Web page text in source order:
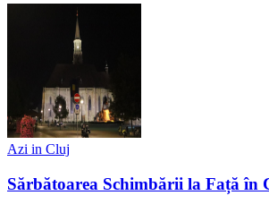
Azi in Cluj
Sărbătoarea Schimbării la Față în